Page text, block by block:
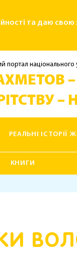
та даю
портал
–
РЕАЛЬНІ ІСТОРІЇ
КНИГИ